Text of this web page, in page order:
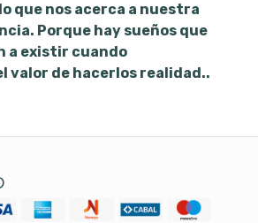
que nos acerca a nuestra
Porque hay sueños que
a existir cuando
valor de hacerlos realidad..